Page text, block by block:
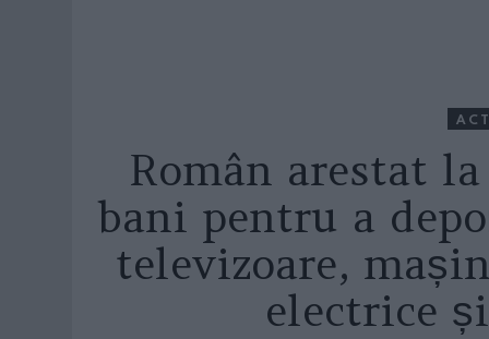
Român arestat
bani pentru a
televizoare,
electrice